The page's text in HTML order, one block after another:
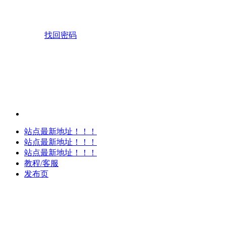
找回密码
站点最新地址！！！
站点最新地址！！！
站点最新地址！！！
教程/客服
发布页